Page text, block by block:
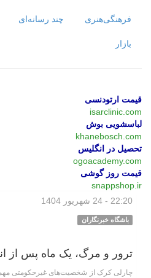
فرهنگی‌هنری چند رسانه‌ای
بازار
قیمت ارتودنسی
isarclinic.com
لباسشویی بوش
khanebosch.com
تحصیل در انگلیس
ogoacademy.com
قیمت روز گوشی
snappshop.ir
22:20 - 24 شهریور 1404
باشگاه خبرنگاران
ترور و مرگ، یک ماه پس از
چارلی کرک از شخصیت‌های غیرحکومتی مهم